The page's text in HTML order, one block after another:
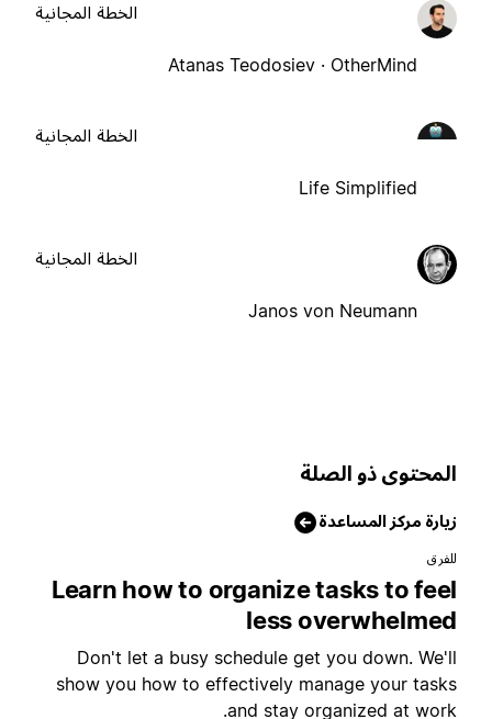
Atanas Teodosiev · OtherMind
الخطة المجانية
Life Simplified
الخطة المجانية
Janos von Neumann
الخطة المجانية
ذو الصلة
مركز المساعدة
Learn how to organize tasks to
less
Don't let a busy schedule get you down.
show you how to effectively manage your
and stay organized at